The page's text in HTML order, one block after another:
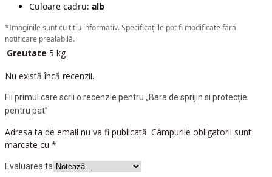
Culoare cadru: alb
*Imaginile sunt cu titlu informativ. Specificațiile pot fi modificate fără
notificare prealabilă.
Greutate 5 kg
Nu există încă recenzii.
Fii primul care scrii o recenzie pentru „Bara de sprijin si protecție
pentru pat”
Adresa ta de email nu va fi publicată. Câmpurile obligatorii sunt
marcate cu *
Evaluarea ta